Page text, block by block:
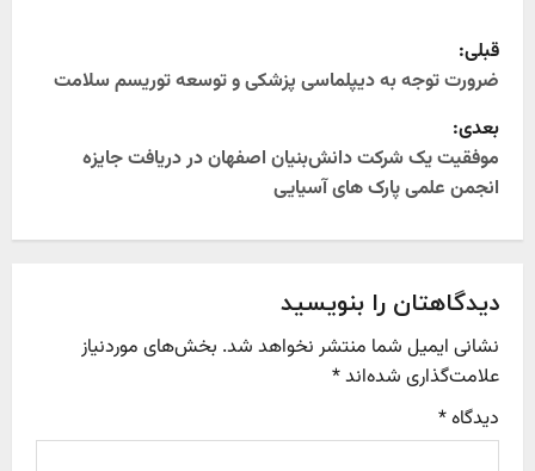
P
o
s
t
n
a
v
i
g
قبلی:
ضرورت توجه به دیپلماسی پزشکی و توسعه توریسم سلامت
بعدی:
موفقیت یک شرکت دانش‌بنیان اصفهان در دریافت جایزه
انجمن علمی پارک های آسیایی
دیدگاهتان را بنویسید
نشانی ایمیل شما منتشر نخواهد شد. بخش‌های موردنیاز
علامت‌گذاری شده‌اند*
دیدگاه*